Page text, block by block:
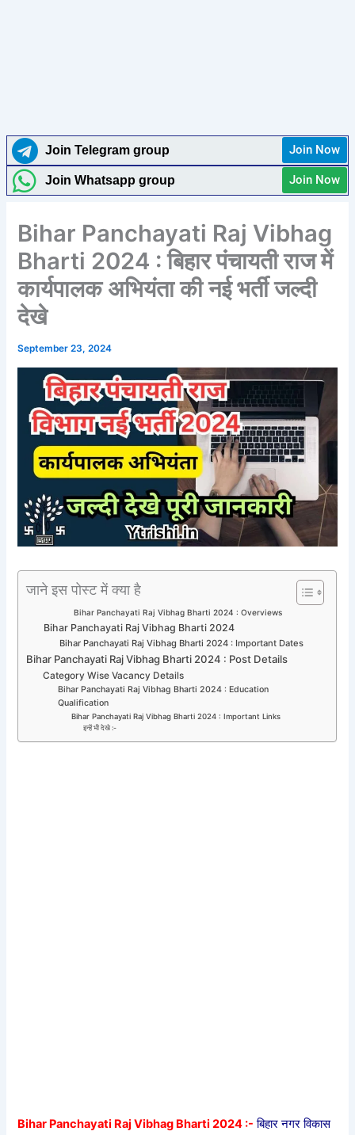
Join Telegram group Join Now
Join Whatsapp group Join Now
Bihar Panchayati Raj Vibhag
Bharti 2024 : बिहार पंचायती राज में
कार्यपालक अभियंता की नई भर्ती जल्दी
देखे
September 23, 2024
जाने इस पोस्ट में क्या है
Bihar Panchayati Raj Vibhag Bharti 2024 : Overviews
Bihar Panchayati Raj Vibhag Bharti 2024
Bihar Panchayati Raj Vibhag Bharti 2024 : Important Dates
Bihar Panchayati Raj Vibhag Bharti 2024 : Post Details
Category Wise Vacancy Details
Bihar Panchayati Raj Vibhag Bharti 2024 : Education
Qualification
Bihar Panchayati Raj Vibhag Bharti 2024 : Important Links
इन्हें भी देखे :-
Bihar Panchayati Raj Vibhag Bharti 2024 :- बिहार नगर विकास